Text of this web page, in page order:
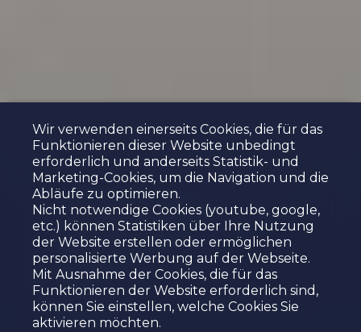
STADTZENTRUM VON
SIERRA DUPLEX-
APARTMENT MIT
AUSSICHT
Sierre
Wir verwenden einerseits Cookies, die für das
Funktionieren dieser Website unbedingt
erforderlich und anderseits Statistik- und
Marketing-Cookies, um die Navigation und die
Abläufe zu optimieren.
Nicht notwendige Cookies (youtube, google,
etc.) können Statistiken über Ihre Nutzung
der Website erstellen oder ermöglichen
personalisierte Werbung auf der Webseite.
Mit Ausnahme der Cookies, die für das
Funktionieren der Website erforderlich sind,
können Sie einstellen, welche Cookies Sie
aktivieren möchten.